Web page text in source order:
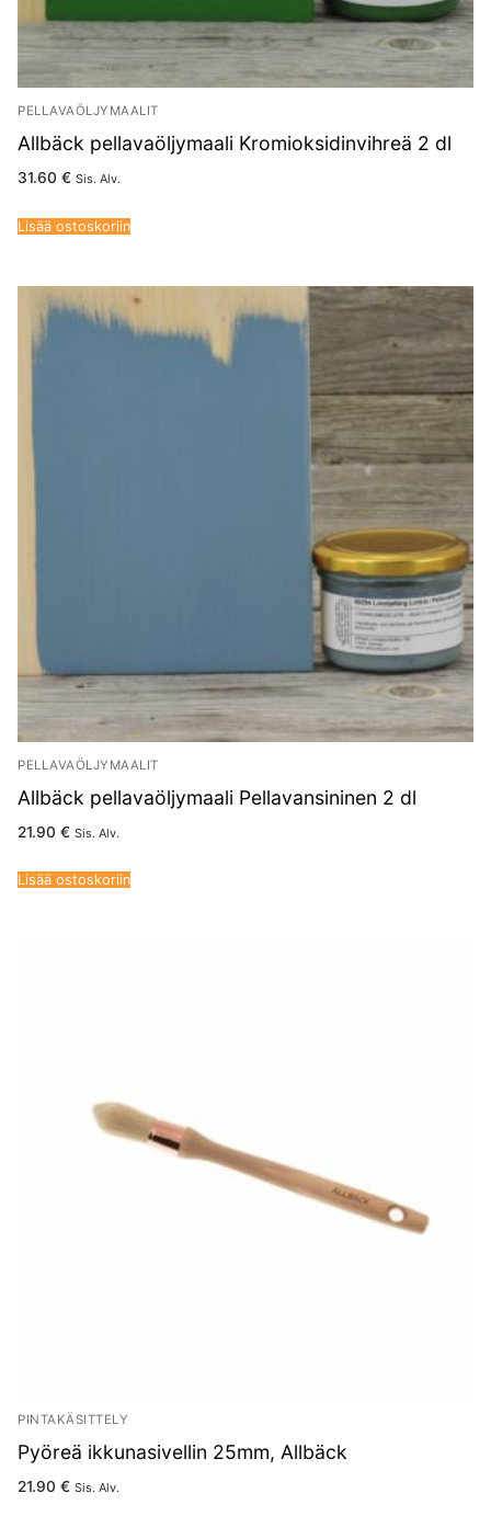
PELLAVAÖLJYMAALIT
Allbäck pellavaöljymaali Kromioksidinvihreä 2 dl
31.60 € Sis. Alv.
Lisää ostoskoriin
PELLAVAÖLJYMAALIT
Allbäck pellavaöljymaali Pellavansininen 2 dl
21.90 € Sis. Alv.
Lisää ostoskoriin
PINTAKÄSITTELY
Pyöreä ikkunasivellin 25mm, Allbäck
21.90 € Sis. Alv.